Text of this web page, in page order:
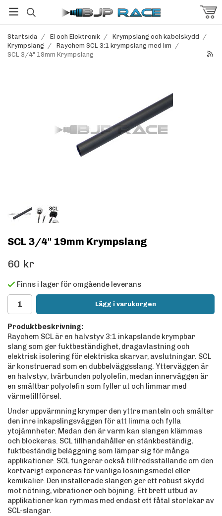
Startsida / El och Elektronik / Krympslang och kabelskydd
/
Krympslang / Raychem SCL 3:1 krympslang med lim /
SCL 3/4" 19mm Krympslang
SCL 3/4" 19mm Krympslang
60 kr
Finns i lager för omgående leverans
Lägg i varukorgen
Produktbeskrivning:
Raychem SCL är en halvstyv 3:1 inkapslande krympbar
slang som ger fuktbeständighet, dragavlastning och
elektrisk isolering för elektriska skarvar, avslutningar. SCL
är konstruerad som en dubbelväggsslang. Ytterväggen är
en halvstyv, tvärbunden polyolefin, medan innerväggen är
en smältbar polyolefin som fyller ut och limmar med
värmetillförsel.
Under uppvärmning krymper den yttre manteln och smälter
den inre inkapslingsväggen för att limma och fylla
ytojämnheter. Medan den är varm kan slangen klämmas
och blockeras. SCL tillhandahåller en stänkbeständig,
fuktbeständig beläggning som lämpar sig för många
applikationer. SCL fungerar också tillfredsställande om den
kortvarigt exponeras för vanliga lösningsmedel eller
kemikalier. Den installerade slangen ger ett robust skydd
mot nötning, vibrationer och böjning. Ett brett utbud av
applikationer kan rymmas med endast ett fåtal storlekar av
SCL-slangar.